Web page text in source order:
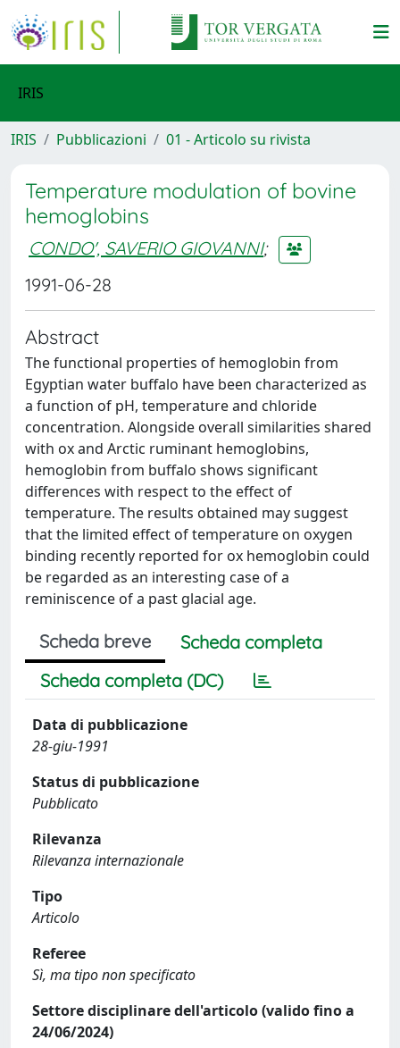
IRIS
IRIS Pubblicazioni 01 - Articolo su rivista
Temperature modulation of bovine
hemoglobins
CONDO', SAVERIO GIOVANNI;
1991-06-28
Abstract
The functional properties of hemoglobin from
Egyptian water buffalo have been characterized as
a function of pH, temperature and chloride
concentration. Alongside overall similarities shared
with ox and Arctic ruminant hemoglobins,
hemoglobin from buffalo shows significant
differences with respect to the effect of
temperature. The results obtained may suggest
that the limited effect of temperature on oxygen
binding recently reported for ox hemoglobin could
be regarded as an interesting case of a
reminiscence of a past glacial age.
Scheda breve
Scheda completa
Scheda completa (DC)
Data di pubblicazione
28-giu-1991
Status di pubblicazione
Pubblicato
Rilevanza
Rilevanza internazionale
Tipo
Articolo
Referee
Sì, ma tipo non specificato
Settore disciplinare dell'articolo (valido fino a
24/06/2024)